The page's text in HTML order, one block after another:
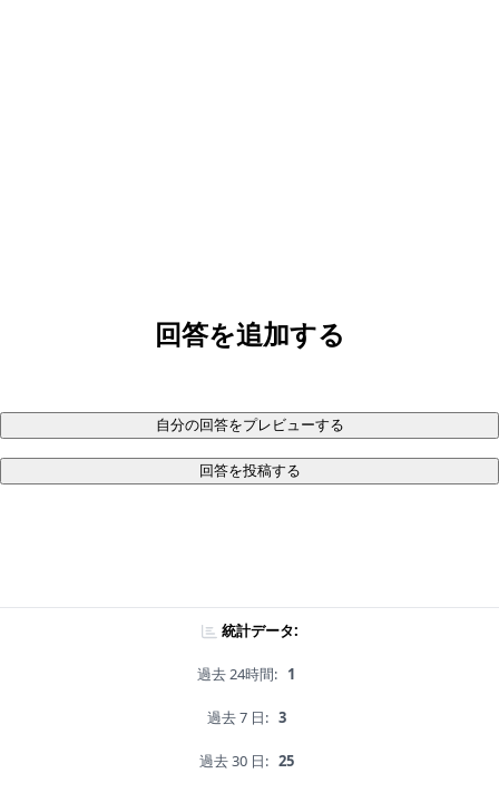
回答を追加する
自分の回答をプレビューする
回答を投稿する
統計データ:
過去 24時間: 1
過去 7 日: 3
過去 30 日: 25